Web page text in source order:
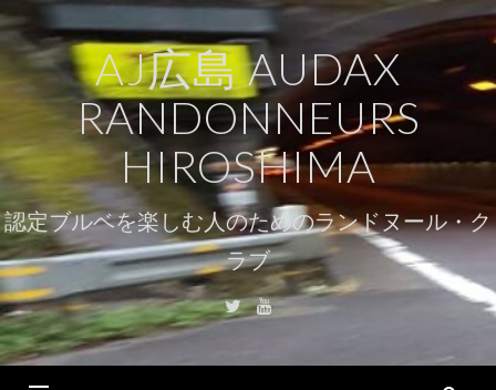
コ
ン
テ
へ
ス
キ
ッ
プ
AJ広島 AUDAX
RANDONNEURS
HIROSHIMA
認定ブルベを楽しむ人のためのランドヌール・ク
ラブ
TwitterYoutube